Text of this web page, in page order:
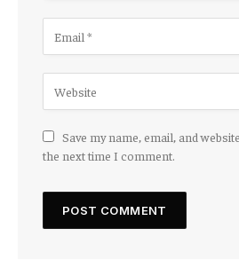
Save my name, email, and
the next time I comment.